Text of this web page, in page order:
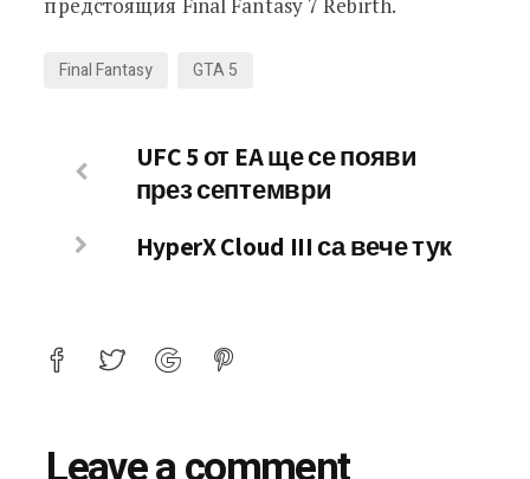
Final Fantasy GTA 5
UFC 5 от EA ще се появи
през септември
HyperX Cloud III са вече тук